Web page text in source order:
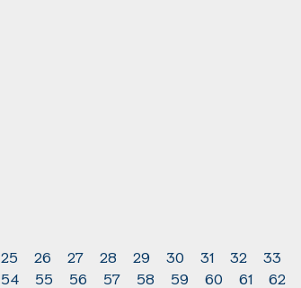
25 26 27 28 29 30 31 32
33
54 55 56 57 58 59 60 61
62